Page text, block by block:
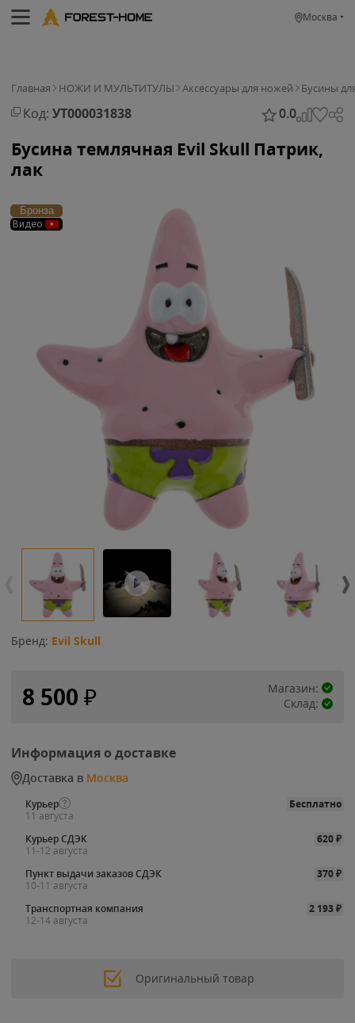
Москва
Главная НОЖИ И МУЛЬТИТУЛЫ Аксессуары для ножей Бусины
Код: УТ000031838 0.0
Бусина темлячная Evil Skull Патрик,
лак
Бронза
Видео
Бренд: Evil Skull
8 500 ₽
Магазин:
Склад:
Информация о доставке
Доставка в Москва
Курьер
Бесплатно
11 августа
Курьер СДЭК
620₽
11-12 августа
Пункт выдачи заказов СДЭК
370₽
10-11 августа
Транспортная компания
2 193₽
12-14 августа
Оригинальный товар